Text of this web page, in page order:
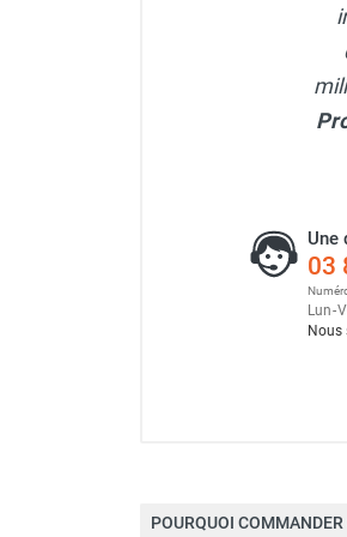
Chauffage électrique
Chauffage électrique
Chauffage mobile au
Chauffage fioul
Chauffage fioul
cheminée à
infrarouge/rayonnant
Chauffage mobile au
Une
03
Lun-
Nous
Coloris
POURQUOI